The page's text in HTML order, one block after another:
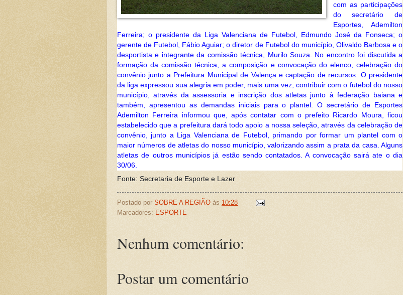
com as participações
do secretário de
Esportes, Ademilton
Ferreira; o presidente da Liga Valenciana de Futebol, Edmundo José da Fonseca; o
gerente de Futebol, Fábio Aguiar; o diretor de Futebol do município, Olivaldo Barbosa e o
desportista e integrante da comissão técnica, Murilo Souza.
No encontro foi discutida a
formação da comissão técnica, a composição e convocação do elenco, celebração do
convênio junto a Prefeitura Municipal de Valença e captação de recursos. O presidente
da liga expressou sua alegria em poder, mais uma vez, contribuir com o futebol do nosso
município, através da assessoria e inscrição dos atletas junto à federação baiana e
também, apresentou as demandas iniciais para o plantel.O secretário de Esportes
Ademilton Ferreira informou que, após contatar com o prefeito Ricardo Moura, ficou
estabelecido que a prefeitura dará todo apoio a nossa seleção, através da celebração de
convênio, junto a Liga Valenciana de Futebol, primando por formar um plantel com o
maior números de atletas do nosso município, valorizando assim a prata da casa. Alguns
atletas de outros municípios já estão sendo contatados. A convocação sairá ate o dia
30/06.
Fonte: Secretaria de Esporte e Lazer
Postado por SOBRE A REGIÃO às 10:28
Marcadores: ESPORTE
Nenhum comentário:
Postar um comentário